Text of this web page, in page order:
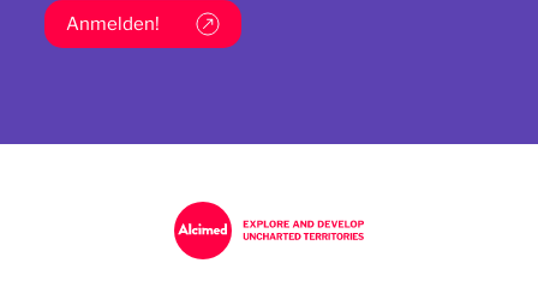
Anmelden!